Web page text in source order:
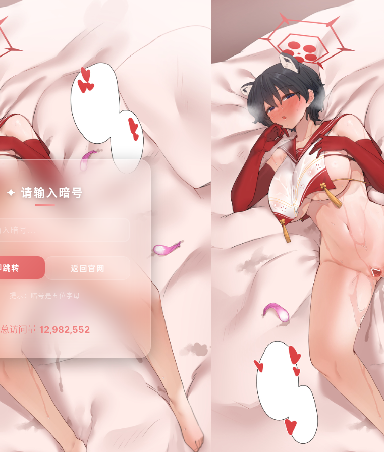
✦ 请输入暗号
提示：暗号是五位字母
总访问量 12,982,552